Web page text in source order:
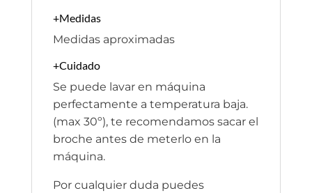
+Medidas
Medidas aproximadas
+Cuidado
Se puede lavar en máquina
perfectamente a temperatura baja.
(max 30º), te recomendamos sacar el
broche antes de meterlo en la
máquina.
Por cualquier duda puedes